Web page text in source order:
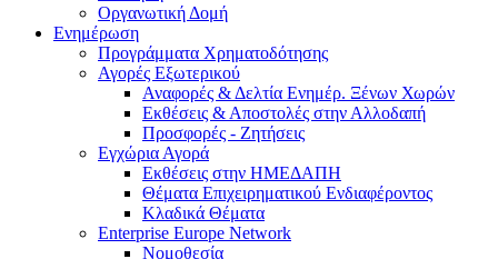
Οργανωτική Δομή
Ενημέρωση
Προγράμματα Χρηματοδότησης
Αγορές Εξωτερικού
Αναφορές & Δελτία Ενημέρ. Ξένων Χωρών
Εκθέσεις & Αποστολές στην Αλλοδαπή
Προσφορές - Ζητήσεις
Εγχώρια Αγορά
Εκθέσεις στην ΗΜΕΔΑΠΗ
Θέματα Επιχειρηματικού Ενδιαφέροντος
Κλαδικά Θέματα
Enterprise Europe Network
Νομοθεσία